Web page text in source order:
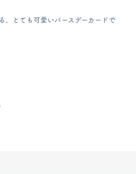
、とても可愛いバースデーカードで